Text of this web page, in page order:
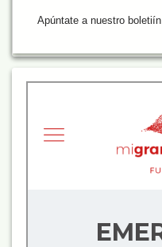
Apúntate a nuestro boletiín